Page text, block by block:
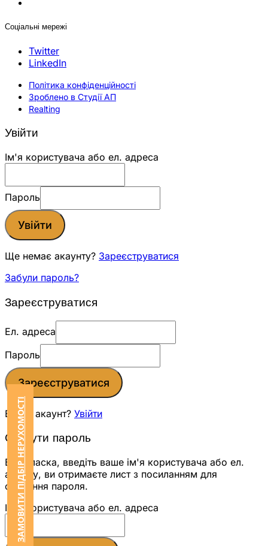
Соціальні мережі
Twitter
LinkedIn
Політика конфіденційності
Зроблено в Студії АП
Realting
ЗАМОВИТИ ПІДБІР НЕРУХОМОСТІ
Увійти
Ім'я користувача або ел. адреса
Пароль
Увійти
Ще немає акаунту? Зареєструватися
Забули пароль?
Зареєструватися
Ел. адреса
Пароль
Зареєструватися
Вже є акаунт? Увійти
Скинути пароль
Будь ласка, введіть ваше ім'я користувача або ел.
адресу, ви отримаєте лист з посиланням для
скидання пароля.
Ім'я користувача або ел. адреса